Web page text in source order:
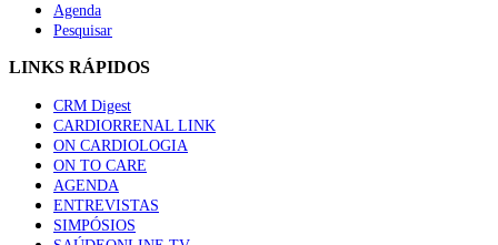
Agenda
Pesquisar
LINKS RÁPIDOS
CRM Digest
CARDIORRENAL LINK
ON CARDIOLOGIA
ON TO CARE
AGENDA
ENTREVISTAS
SIMPÓSIOS